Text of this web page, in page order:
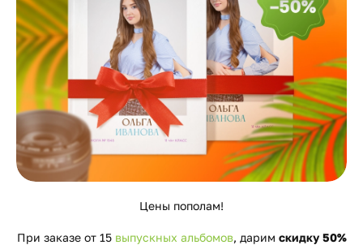
Цены пополам!
При заказе от 15 выпускных альбомов, дарим скидку 50%